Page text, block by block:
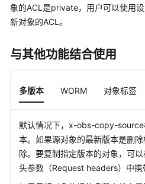
品
介
绍
计
明
快
速
入
门
象的ACL是private，用户可以使用
新对象的ACL。
与其他功能结合使用
多版本 WORM 对象标签
默认情况下，x-obs-copy-source
本。如果源对象的最新版本是删
除。要复制指定版本的对象，可
头参数（Request headers）中携